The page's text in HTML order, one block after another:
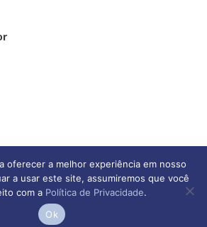
© 2026 Todos os direitos reservados
oferecer a melhor experiência em nosso
a usar este site, assumiremos que você
com a Política de Privacidade.
Ok